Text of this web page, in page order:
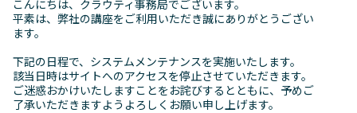
こんにちは、クラウティ事務局でございます。
平素は、弊社の講座をご利用いただき誠にありがとうござい
ます。
下記の日程で、システムメンテナンスを実施いたします。
該当日時はサイトへのアクセスを停止させていただきます。
ご迷惑おかけいたしますことをお詫びするとともに、予めご
了承いただきますようよろしくお願い申し上げます。